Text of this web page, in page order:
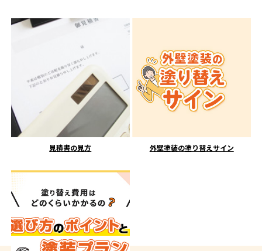
見積書の見方 外壁塗装の塗り替えサイン